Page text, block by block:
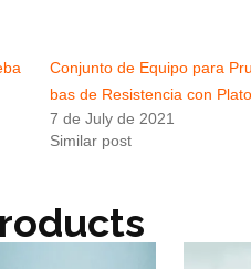
Conjunto de Equipo para
bas de Resistencia con Plato
7 de July de 2021
Similar post